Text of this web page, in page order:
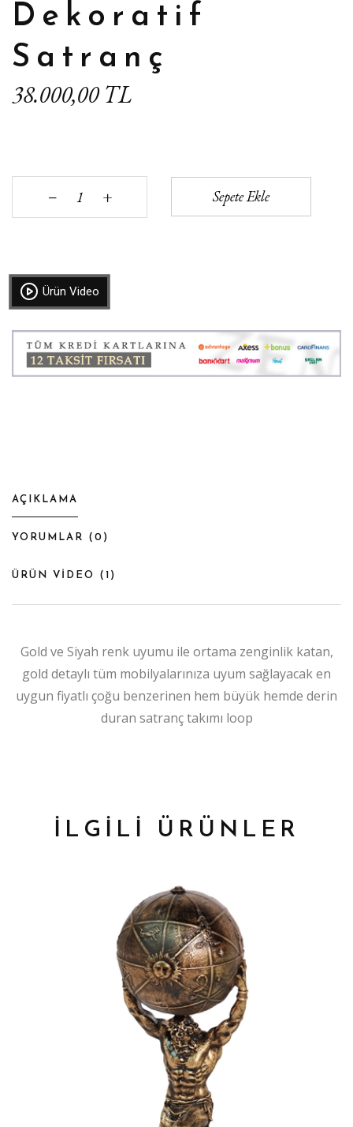
Dekoratif
Satranç
38.000,00 TL
‒ + Sepete Ekle
Ürün Video
AÇIKLAMA
YORUMLAR ( 0 )
ÜRÜN VİDEO ( 1 )
Gold ve Siyah renk uyumu ile ortama zenginlik katan,
gold detaylı tüm mobilyalarınıza uyum sağlayacak en
uygun fiyatlı çoğu benzerinen hem büyük hemde derin
duran satranç takımı loop
İLGİLİ ÜRÜNLER